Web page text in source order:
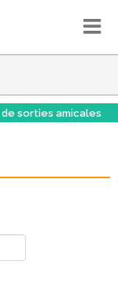
de sorties amicales